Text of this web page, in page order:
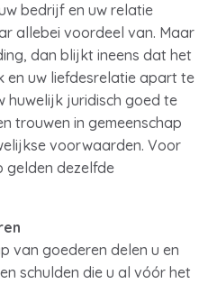
bedrijf en uw relatie
allebei voordeel van. Maar
dan blijkt ineens dat het
en uw liefdesrelatie apart te
huwelijk juridisch goed te
trouwen in gemeenschap
voorwaarden. Voor
gelden dezelfde
van goederen delen u en
schulden die u al vóór het